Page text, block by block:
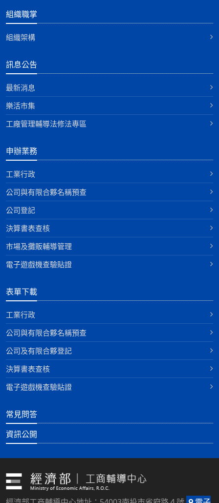
組織職掌
組織架構
訊息公告
最新消息
樂活市集
工廠管理輔導法修法專區
申辦業務
工業行政
公司與有限合夥名稱預查
公司登記
決算書表查核
巿場及攤販輔導管理
電子遊戲機查驗貼證
表單下載
工業行政
公司與有限合夥名稱預查
公司及有限合夥登記
決算書表查核
電子遊戲機查驗貼證
常見問答
資訊公開